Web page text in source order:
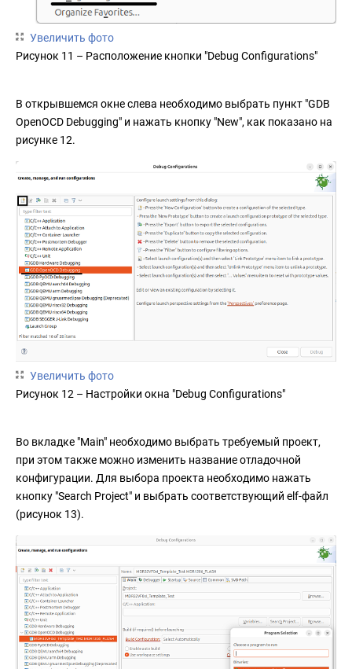
Увеличить фото
Рисунок 11 – Расположение кнопки "Debug Configurations"
В открывшемся окне слева необходимо выбрать пункт "GDB
OpenOCD Debugging" и нажать кнопку "New", как показано на
рисунке 12.
Увеличить фото
Рисунок 12 – Настройки окна "Debug Configurations"
Во вкладке "Main" необходимо выбрать требуемый проект,
при этом также можно изменить название отладочной
конфигурации. Для выбора проекта необходимо нажать
кнопку "Search Project" и выбрать соответствующий elf-файл
(рисунок 13).